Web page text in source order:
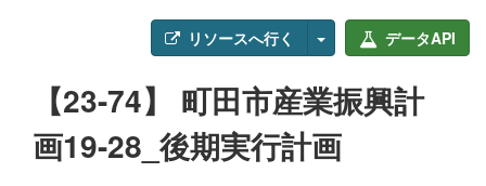
リソースへ行く データAPI
【23-74】 町田市産業振興計
画19-28_後期実行計画